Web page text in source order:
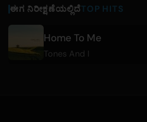
ಈಗ ನಿರೀಕ್ಷಣೆಯಲ್ಲಿದೆTOP HITS
Home To Me
Tones And I